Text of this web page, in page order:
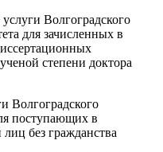
Волгоградского
для зачисленных в
степени доктора
Волгоградского
поступающих в
без гражданства